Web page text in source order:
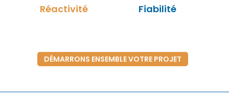
Réactivité Fiabilité
DÉMARRONS ENSEMBLE VOTRE PROJET